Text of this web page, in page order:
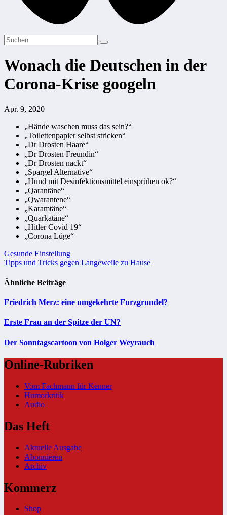
Wonach die Deutschen in der
Corona-Krise googeln
Apr. 9, 2020
„Hände waschen muss das sein?“
„Toilettenpapier selbst stricken“
„Dr Drosten Haare“
„Dr Drosten Freundin“
„Dr Drosten nackt“
„Spargel Alternative“
„Hund mit Desinfektionsmittel einsprühen ok?“
„Qarantäne“
„Qwarantene“
„Karamtäne“
„Quarkatäne“
„Hitler Covid 19“
„Corona Lüge“
Beitragsnavigation
Gesunde Einstellung
Tipps und Tricks gegen Langeweile zu Hause
Ähnliche Beiträge
Friedrich Merz: eine umgekehrte Furzgrundel?
Erste Frau an der Spitze der UN?
Der Sonntagscartoon von Holger Weyrauch
Online-Rubriken
Vom Fachmann für Kenner
Humorkritik
Audio
Das Heft
Aktuelle Ausgabe
Abonnieren
Archiv
Kommerz
Shop